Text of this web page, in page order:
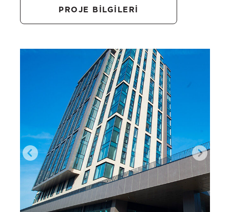
PROJE BİLGİLERİ